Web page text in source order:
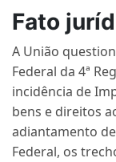
Fato
A União
Federal da 4ª
incidência de
bens e direitos
adiantamento
Federal, os